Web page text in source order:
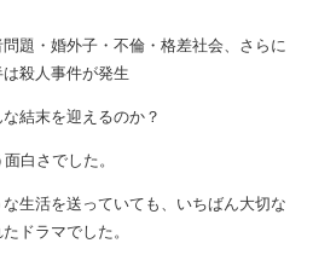
題・婚外子・不倫・格差社会、さらに
殺人事件が発生
結末を迎えるのか？
白さでした。
生活を送っていても、いちばん大切な
ドラマでした。